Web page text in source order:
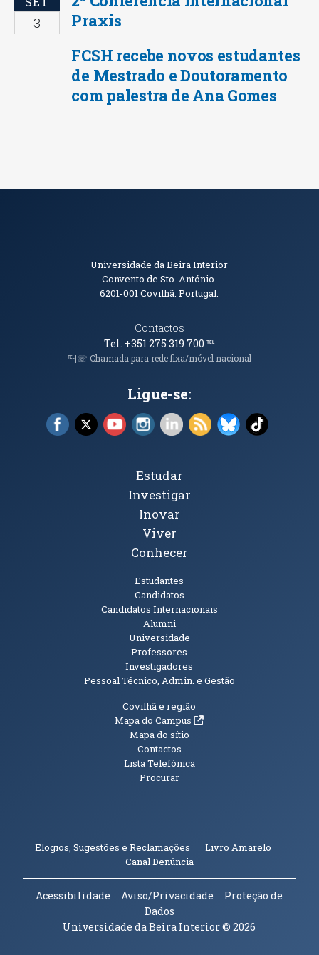
3
Praxis
FCSH recebe novos estudantes
de Mestrado e Doutoramento
com palestra de Ana Gomes
Informações de Contacto
Universidade da Beira Interior
Convento de Sto. António.
6201-001Covilhã. Portugal.
Contactos
Tel. +351 275 319 700℡
℡|☏ Chamada para rede fixa/móvel nacional
Ligue-se:
Facebook (abre em nova janela)
X (abre em nova janela)
YouTube (abre em nova janela)
Instagram (abre em nova janela)
LinkedIn (abre em nova
RSS (abre em nova
Bluesky (abre
TikTok
Tópicos Principais
Estudar
Investigar
Inovar
Viver
Conhecer
Estudantes
Candidatos
Candidatos Internacionais
Alumni
Universidade
Professores
Investigadores
Pessoal Técnico, Admin. e Gestão
Informações Adicionais
Covilhã e região
Mapa do Campus(abre em nova janela)
Mapa do sítio
Contactos
Lista Telefónica
Procurar
Elogios, Sugestões e Reclamações Livro Amarelo
Canal Denúncia(abre em nova janela)
Acessibilidade Aviso/Privacidade
Proteção de
Dados
Universidade da Beira Interior© 2026